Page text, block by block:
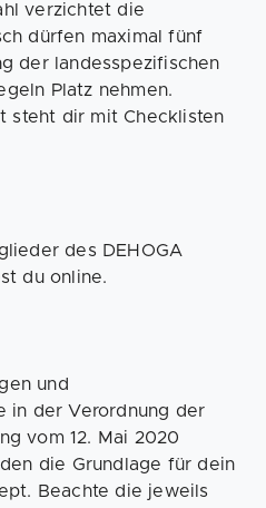
verzichtet die
dürfen maximal fünf
der landesspezifischen
Platz nehmen.
steht dir mit Checklisten
des DEHOGA
du online.
und
in der Verordnung der
vom 12. Mai 2020
die Grundlage für dein
Beachte die jeweils